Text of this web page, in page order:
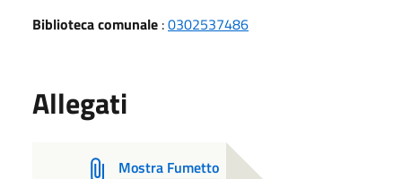
Biblioteca comunale :0302537486
Allegati
Mostra Fumetto